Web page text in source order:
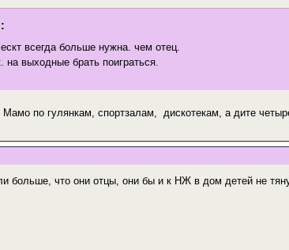
всегда больше нужна. чем отец.
на выходные брать поиграться.
по гулянкам, спортзалам, дискотекам, а дите
больше, что они отцы, они бы и к НЖ в дом детей не